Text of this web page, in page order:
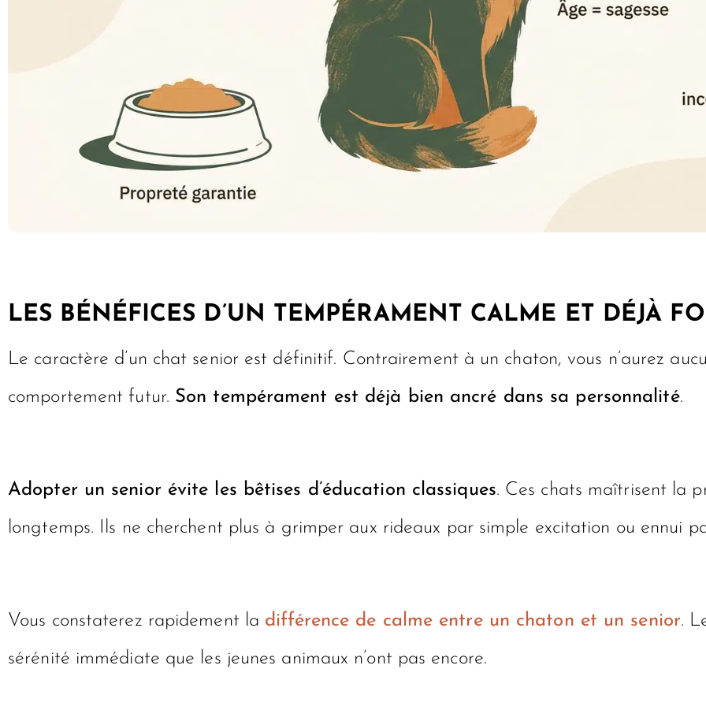
LES BÉNÉFICES D’UN TEMPÉRAMENT CALME ET DÉJÀ
Le caractère d’un chat senior est définitif. Contrairement à un chaton, vous n’aurez
comportement futur. Son tempérament est déjà bien ancré dans sa personnalité.
Adopter un senior évite les bêtises d’éducation classiques. Ces chats maîtrisent la
longtemps. Ils ne cherchent plus à grimper aux rideaux par simple excitation ou ennui
Vous constaterez rapidement la différence de calme entre un chaton et un senior.
sérénité immédiate que les jeunes animaux n’ont pas encore.